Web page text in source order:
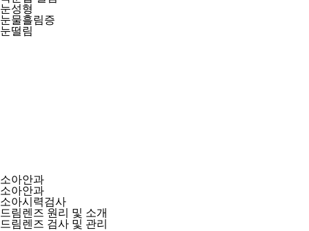
눈성형
눈물흘림증
눈떨림
소아안과
소아안과
소아시력검사
드림렌즈 원리 및 소개
드림렌즈 검사 및 관리